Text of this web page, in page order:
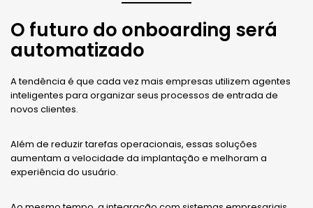
O futuro do onboarding será
automatizado
A tendência é que cada vez mais empresas utilizem agentes
inteligentes para organizar seus processos de entrada de
novos clientes.
Além de reduzir tarefas operacionais, essas soluções
aumentam a velocidade da implantação e melhoram a
experiência do usuário.